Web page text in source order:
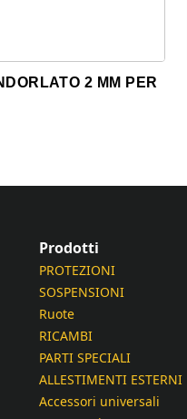
2 MM PER
Prodotti
PROTEZIONI
SOSPENSIONI
Ruote
RICAMBI
PARTI SPECIALI
ALLESTIMENTI ESTERNI
Accessori universali